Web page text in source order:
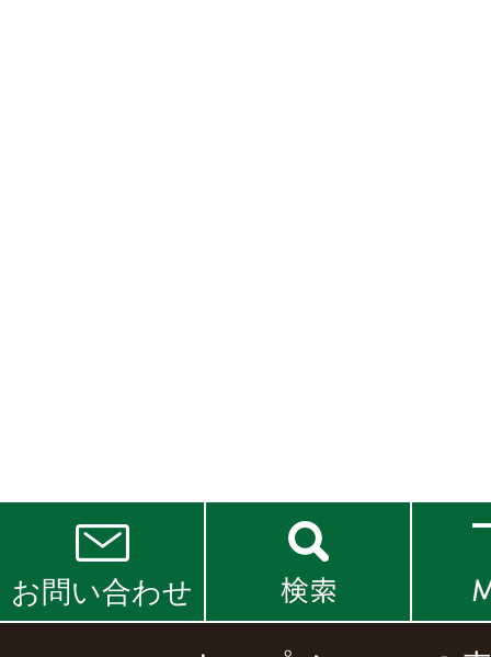
お問い合わせ